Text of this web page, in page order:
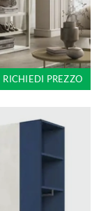
RICHIEDI PREZZO